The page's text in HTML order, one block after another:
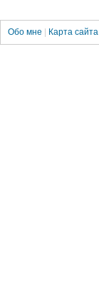
Обо мне Карта сайта